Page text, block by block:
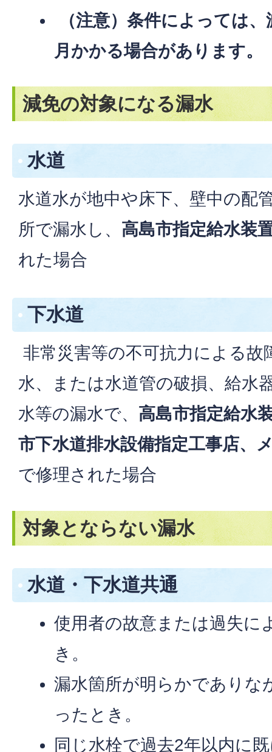
（注意）条件によっては
月かかる場合があります。
減免の対象になる漏水
水道
水道水が地中や床下、壁中の配
所で漏水し、 高島市指定給水装
れた場合
下水道
非常災害等の不可抗力による故
水、または水道管の破損、給水
水等の漏水で、 高島市指定給水
市下水道排水設備指定工事店、
で修理された場合
対象とならない漏水
水道・下水道共通
使用者の故意または過失に
き。
漏水箇所が明らかでありな
ったとき。
同じ水栓で過去2年以内に